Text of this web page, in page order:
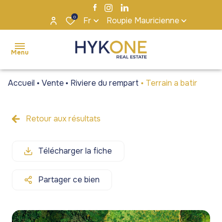
0 Fr Roupie Mauricienne
Menu
ventes
Maisons
Appartements
Bureaux et
Maisons
Appartements
Bureaux et
agence
Accueil Vente Riviere du rempart Terrain a batir
Retour aux résultats
Télécharger la fiche
Partager ce bien